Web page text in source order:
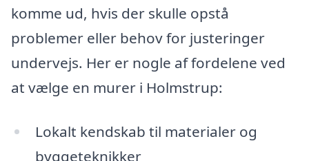
komme ud, hvis der skulle opstå
problemer eller behov for justeringer
undervejs. Her er nogle af fordelene ved
at vælge en murer i Holmstrup:
Lokalt kendskab til materialer og
byggeteknikker